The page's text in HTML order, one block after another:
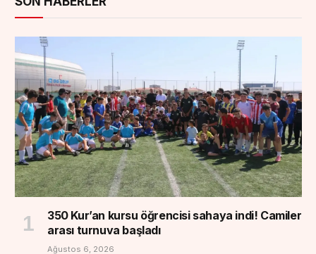
350 Kur’an kursu öğrencisi sahaya indi! Camiler
arası turnuva başladı
Ağustos 6, 2026